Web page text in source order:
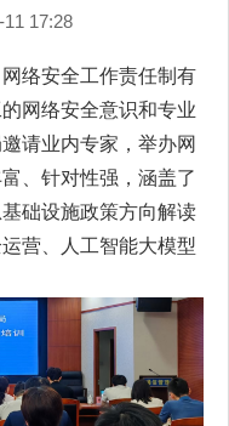
17:28
络安全工作责任制有
网络安全意识和专业
请业内专家，举办网
、针对性强，涵盖了
础设施政策方向解读
营、人工智能大模型